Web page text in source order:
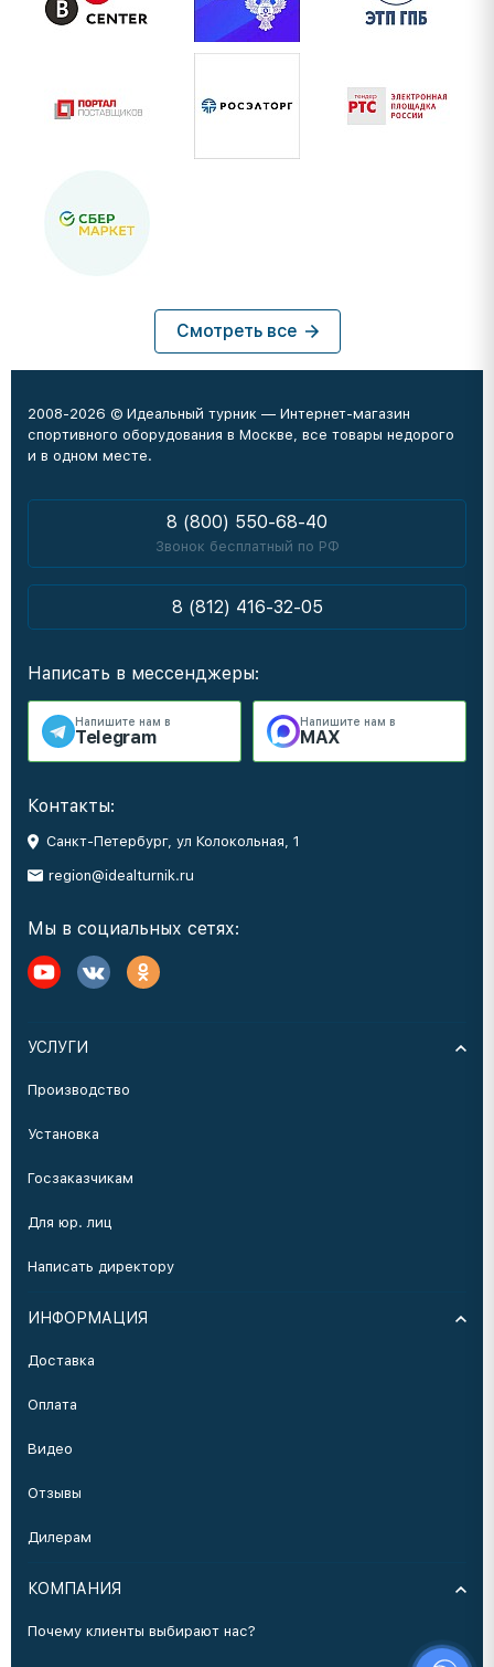
Смотреть все
2008-2026 © Идеальный турник — Интернет-магазин
спортивного оборудования в Москве, все товары недорого
и в одном месте.
8 (800) 550-68-40
Звонок бесплатный по РФ
8 (812) 416-32-05
Написать в мессенджеры:
Напишите нам в
Telegram
Напишите нам в
MAX
Контакты:
Санкт-Петербург, ул Колокольная, 1
region@idealturnik.ru
Мы в социальных сетях:
УСЛУГИ
Производство
Установка
Госзаказчикам
Для юр. лиц
Написать директору
ИНФОРМАЦИЯ
Доставка
Оплата
Видео
Отзывы
Дилерам
КОМПАНИЯ
Почему клиенты выбирают нас?